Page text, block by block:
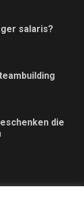
salaris?
die